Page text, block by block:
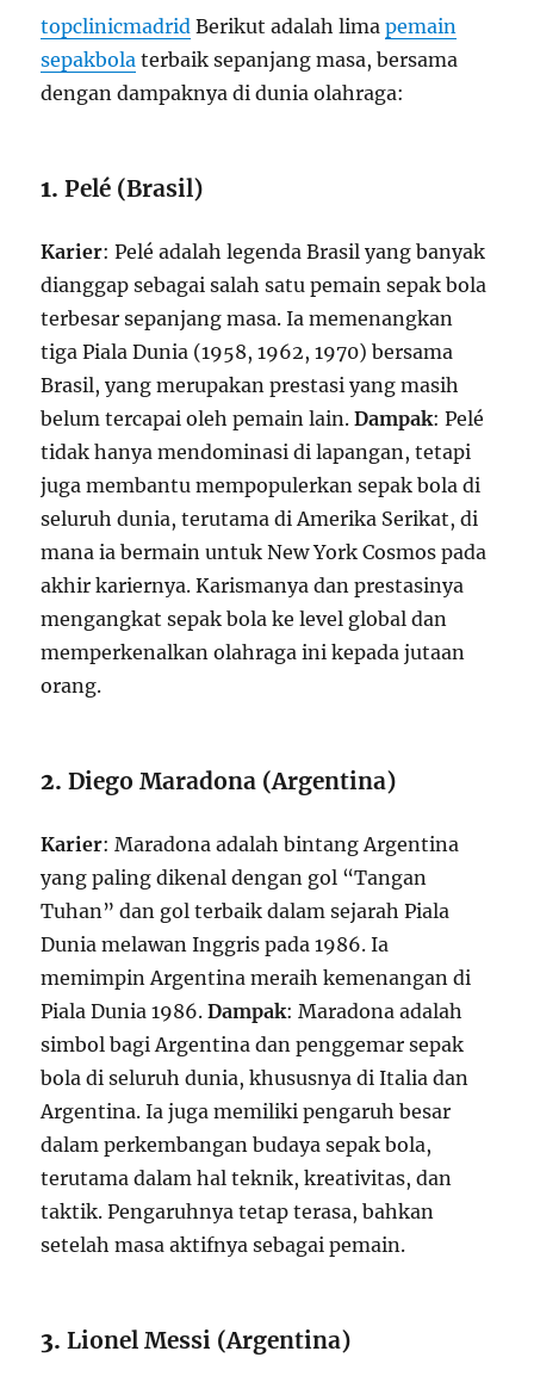
topclinicmadrid Berikut adalah limapemain
sepakbola terbaik sepanjang masa, bersama
dengan dampaknya di dunia olahraga:
1.Pelé (Brasil)
Karier: Pelé adalah legenda Brasil yang banyak
dianggap sebagai salah satu pemain sepak bola
terbesar sepanjang masa. Ia memenangkan
tiga Piala Dunia (1958, 1962, 1970) bersama
Brasil, yang merupakan prestasi yang masih
belum tercapai oleh pemain lain.Dampak: Pelé
tidak hanya mendominasi di lapangan, tetapi
juga membantu mempopulerkan sepak bola di
seluruh dunia, terutama di Amerika Serikat, di
mana ia bermain untuk New York Cosmos pada
akhir kariernya. Karismanya dan prestasinya
mengangkat sepak bola ke level global dan
memperkenalkan olahraga ini kepada jutaan
orang.
2.Diego Maradona (Argentina)
Karier: Maradona adalah bintang Argentina
yang paling dikenal dengan gol “Tangan
Tuhan” dan gol terbaik dalam sejarah Piala
Dunia melawan Inggris pada 1986. Ia
memimpin Argentina meraih kemenangan di
Piala Dunia 1986.Dampak: Maradona adalah
simbol bagi Argentina dan penggemar sepak
bola di seluruh dunia, khususnya di Italia dan
Argentina. Ia juga memiliki pengaruh besar
dalam perkembangan budaya sepak bola,
terutama dalam hal teknik, kreativitas, dan
taktik. Pengaruhnya tetap terasa, bahkan
setelah masa aktifnya sebagai pemain.
3.Lionel Messi (Argentina)